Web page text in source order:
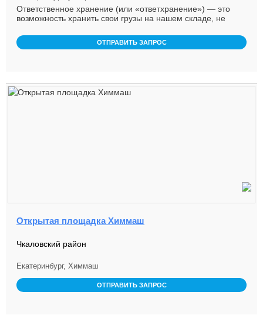
Ответственное хранение (или «ответхранение») — это
возможность хранить свои грузы на нашем складе, не
ОТПРАВИТЬ ЗАПРОС
Открытая площадка Химмаш
Чкаловский район
Екатеринбург, Химмаш
ОТПРАВИТЬ ЗАПРОС